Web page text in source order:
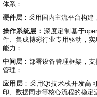
体系：
硬件层： 采用国内主流平台构建
操作系统层： 深度定制基于
件、集成博彩行业专用驱动，
能力；
中间层： 部署设备管理框架，
管理；
应用层 ：采用Qt技术栈开发高
印、数据同步等核心流程的稳定